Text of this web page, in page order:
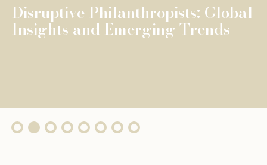
The Fondation de Luxembourg
surpasses €100 million in total
grants, wi...